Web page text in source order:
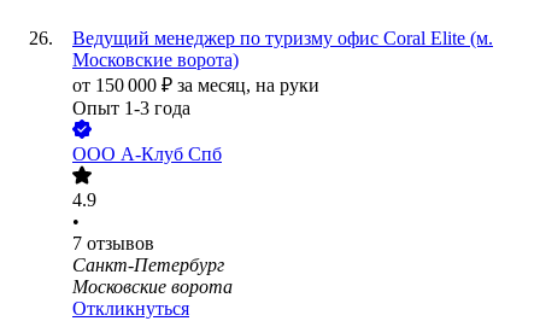
Ведущий менеджер по туризму офис Coral Elite (м.
Московские ворота)
от 150 000 ₽ за месяц, на руки
Опыт 1-3 года
ООО А-Клуб Спб
4.9
•
7 отзывов
Санкт-Петербург
Московские ворота
Откликнуться